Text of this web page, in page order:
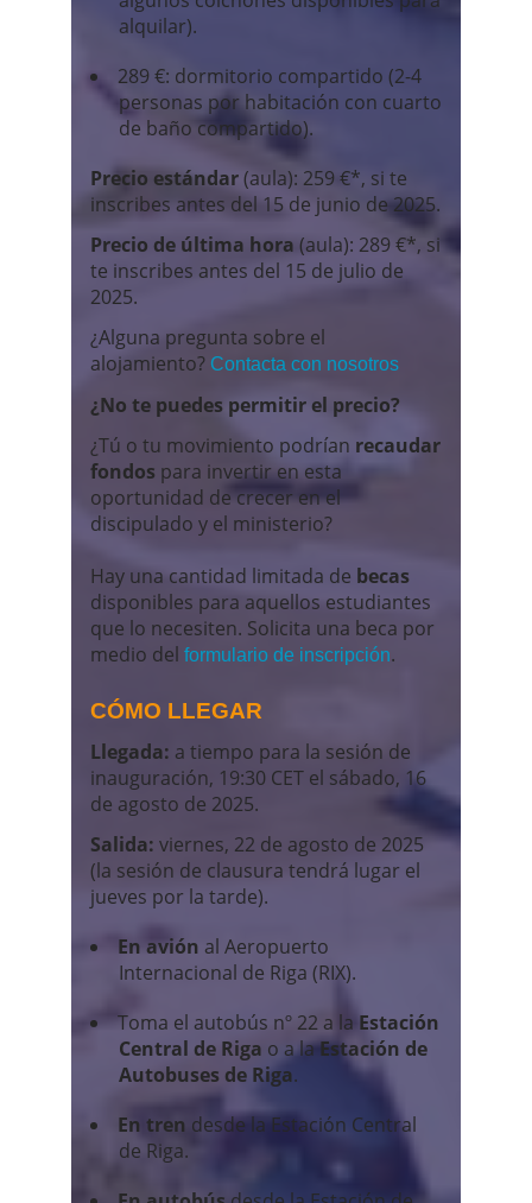
alquilar).
289 €: dormitorio compartido (2-4
personas por habitación con cuarto
de baño compartido).
Precio estándar(aula): 259 €*, si te
inscribes antes del 15 de junio de 2025.
Precio de última hora (aula): 289 €*, si
te inscribes antes del 15 de julio de
2025.
¿Alguna pregunta sobre el
alojamiento? Contacta con nosotros
¿No te puedes permitir el precio?
¿Tú o tu movimiento podrían recaudar
fondos para invertir en esta
oportunidad de crecer en el
discipulado y el ministerio?
Hay una cantidad limitada de becas
disponibles para aquellos estudiantes
que lo necesiten. Solicita una beca por
medio del formulario de inscripción.
CÓMO LLEGAR
Llegada: a tiempo para la sesión de
inauguración, 19:30 CET el sábado, 16
de agosto de 2025.
Salida: viernes, 22 de agosto de 2025
(la sesión de clausura tendrá lugar el
jueves por la tarde).
En avión al Aeropuerto
Internacional de Riga (RIX).
Toma el autobús nº 22 a la Estación
Central de Riga o a laEstación de
Autobuses de Riga.
En tren desde la Estación Central
de Riga.